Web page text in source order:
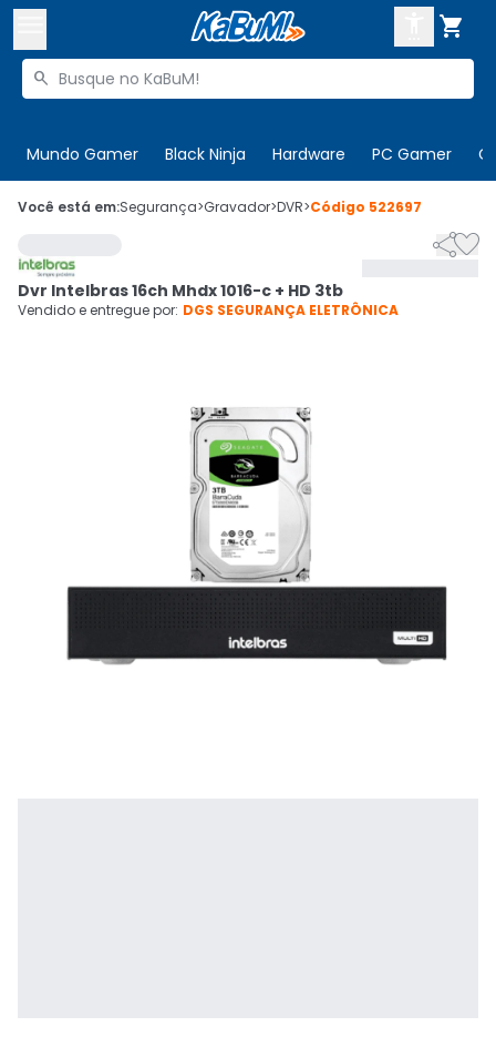

Buscar produtos

Mundo Gamer Black Ninja Hardware PC Gamer
 Olá. Acesse sua conta

Cupons
CADASTRE-SE
Você está em:Segurança>Gravador>DVR>Código 522697

Dvr Intelbras 16ch Mhdx 1016-c + HD 3tb
Vendido e entregue por: DGS SEGURANÇA ELETRÔNICA